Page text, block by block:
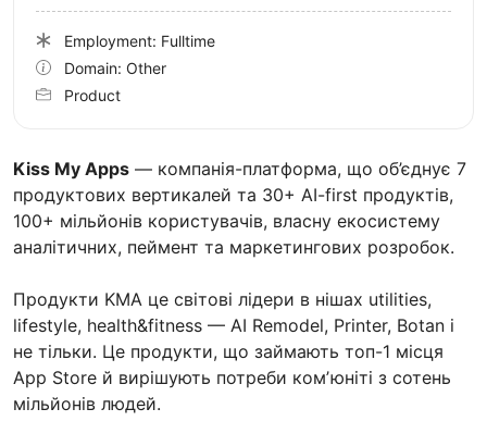
Kiss My Apps — компанія-платформа, що об’єднує 7
продуктових вертикалей та 30+ AI-first продуктів,
100+ мільйонів користувачів, власну екосистему
аналітичних, пеймент та маркетингових розробок.
Продукти KMA це світові лідери в нішах utilities,
lifestyle, health&fitness — AI Remodel, Printer, Botan і
не тільки. Це продукти, що займають топ-1 місця
App Store й вирішують потреби комʼюніті з сотень
мільйонів людей.
Employment: Fulltime
Domain: Other
Product